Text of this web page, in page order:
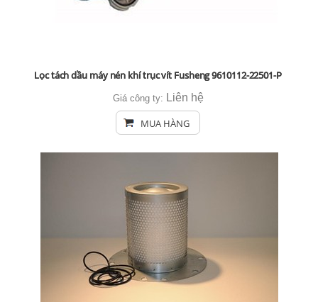
Lọc tách dầu máy nén khí trục vít Fusheng 9610112-22501-P
Giá công ty: Liên hệ
MUA HÀNG